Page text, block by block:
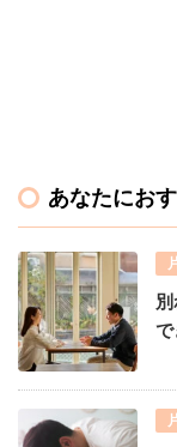
あなたにお
で